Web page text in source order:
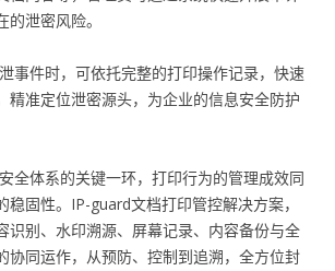
泄密风险。
事件时，可依托完整的打印操作记录，快速
精准定位泄密源头，为企业的信息安全防护
全体系的关键一环，打印行为的管理成效同
稳固性。IP-guard文档打印管控解决方案，
识别、水印溯源、屏幕记录、内容备份与全
协同运作，从预防、控制到追溯，全方位封